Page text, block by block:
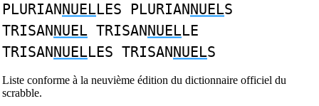
PLURIANNUELLES PLURIANNUELS
TRISANNUEL TRISANNUELLE
TRISANNUELLES TRISANNUELS
Liste conforme à la neuvième édition du dictionnaire officiel du
scrabble.